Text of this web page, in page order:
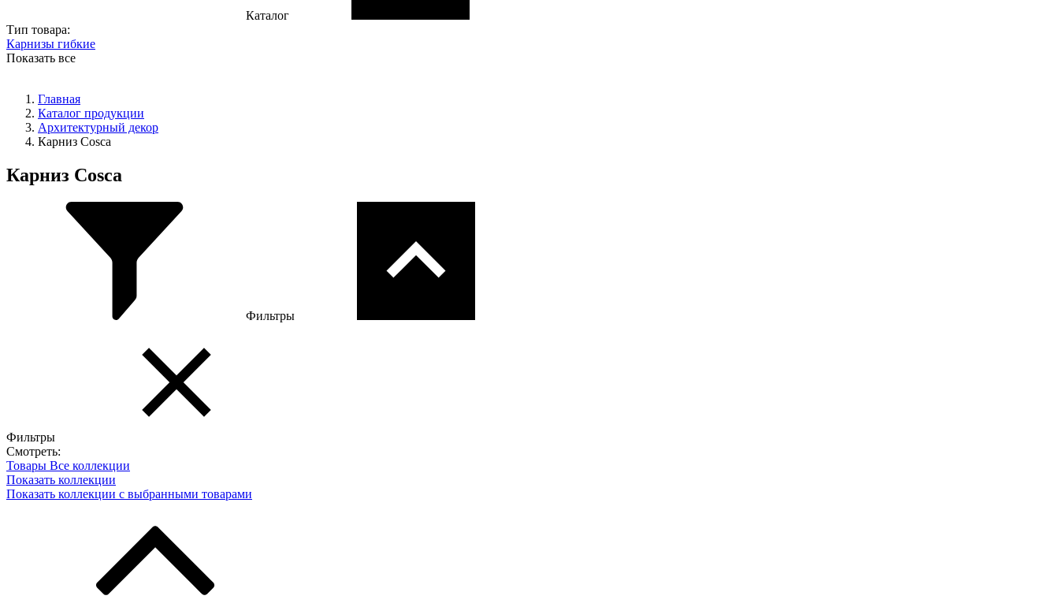
Каталог
Тип товара:
Карнизы гибкие
Показать все
Главная
Каталог продукции
Архитектурный декор
Карниз Cosca
Карниз Cosca
Фильтры
Фильтры
Смотреть:
Товары Все коллекции
Показать коллекции
Показать коллекции с выбранными товарами